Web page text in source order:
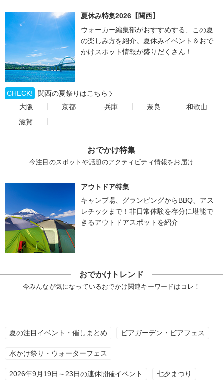
夏休み特集2026【関西】
ウォーカー編集部がおすすめする、この夏
の楽しみ方を紹介。夏休みイベント＆おで
かけスポット情報が盛りだくさん！
CHECK!
関西の夏祭りはこちら
大阪
京都 兵庫 奈良
和歌山
滋賀
おでかけ特集
今注目のスポットや話題のアクティビティ情報をお届け
アウトドア特集
キャンプ場、グランピングからBBQ、アス
レチックまで！非日常体験を存分に堪能で
きるアウトドアスポットを紹介
おでかけトレンド
今みんなが気になっているおでかけ関連キーワードはコレ！
夏の注目イベント・催しまとめ ビアガーデン・ビアフェス
水かけ祭り・ウォーターフェス
2026年9月19日～23日の連休開催イベント 七夕まつり